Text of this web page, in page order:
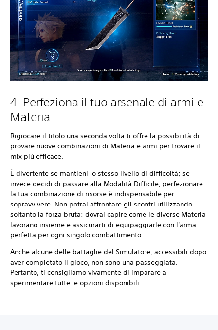
4. Perfeziona il tuo arsenale di armi e
Materia
Rigiocare il titolo una seconda volta ti offre la possibilità di
provare nuove combinazioni di Materia e armi per trovare il
mix più efficace.
È divertente se mantieni lo stesso livello di difficoltà; se
invece decidi di passare alla Modalità Difficile, perfezionare
la tua combinazione di risorse è indispensabile per
sopravvivere. Non potrai affrontare gli scontri utilizzando
soltanto la forza bruta: dovrai capire come le diverse Materia
lavorano insieme e assicurarti di equipaggiarle con l'arma
perfetta per ogni singolo combattimento.
Anche alcune delle battaglie del Simulatore, accessibili dopo
aver completato il gioco, non sono una passeggiata.
Pertanto, ti consigliamo vivamente di imparare a
sperimentare tutte le opzioni disponibili.